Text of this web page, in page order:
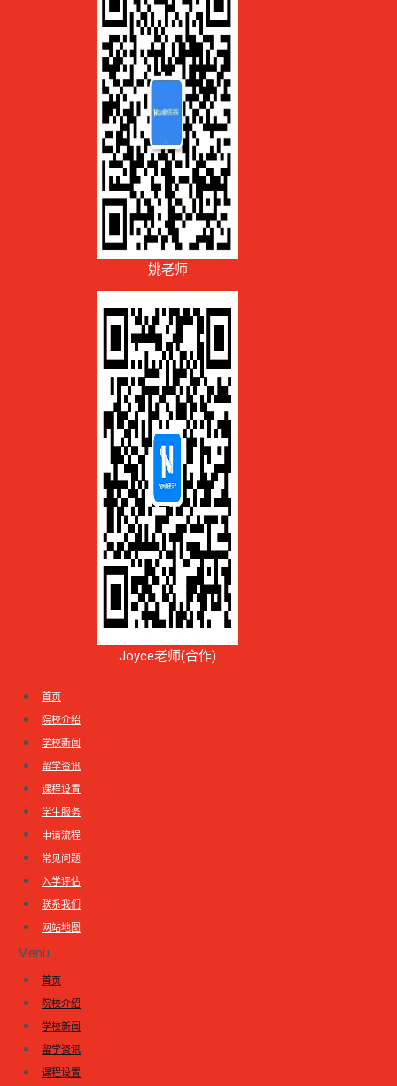
姚老师
Joyce老师(合作)
首页
院校介绍
学校新闻
留学资讯
课程设置
学生服务
申请流程
常见问题
入学评估
联系我们
网站地图
Menu
首页
院校介绍
学校新闻
留学资讯
课程设置